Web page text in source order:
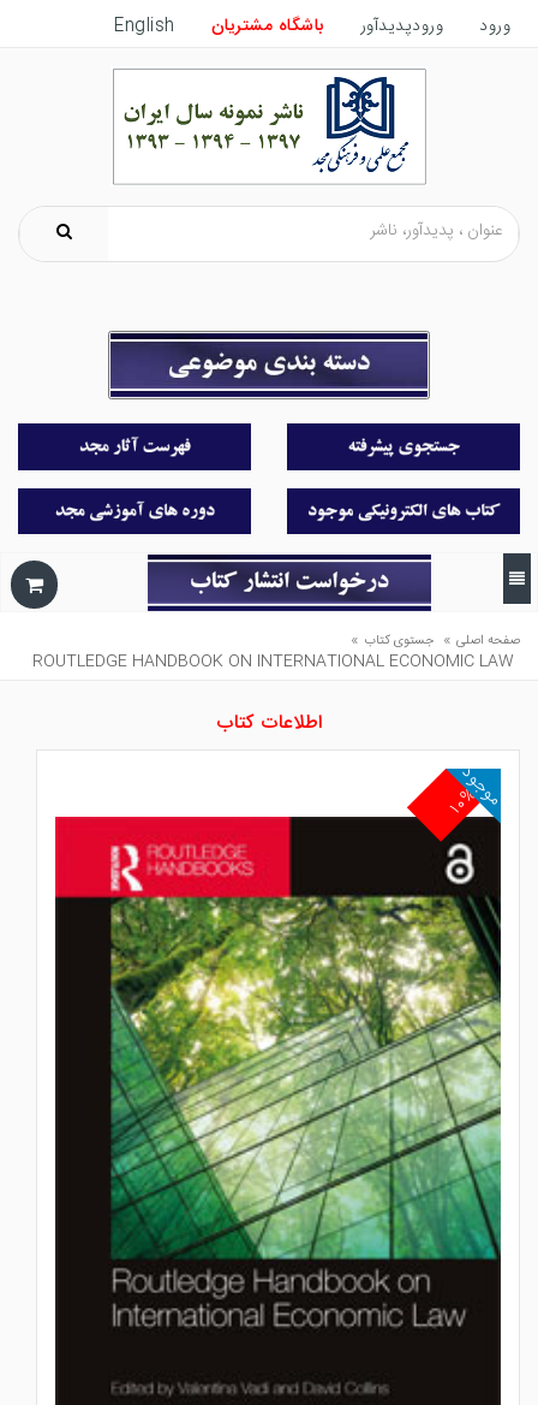
ورود ورودپدیدآور باشگاه مشتریان English
صفحه اصلی » جستوی کتاب »
ROUTLEDGE HANDBOOK ON INTERNATIONAL ECONOMIC LAW
اطلاعات کتاب
۱۰%
موجود